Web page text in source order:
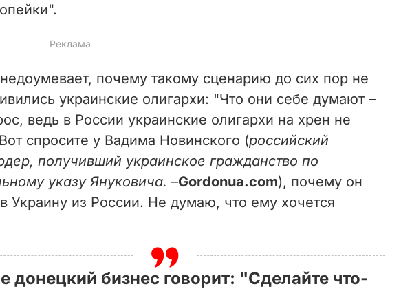
почему такому сценарию до сих пор не
украинские олигархи: "Что они себе думают –
ведь в России украинские олигархи на хрен не
спросите у Вадима Новинского (российский
получивший украинское гражданство по
указу Януковича. –Gordonua.com), почему он
Украину из России. Не думаю, что ему хочется
донецкий бизнес говорит: "Сделайте что-